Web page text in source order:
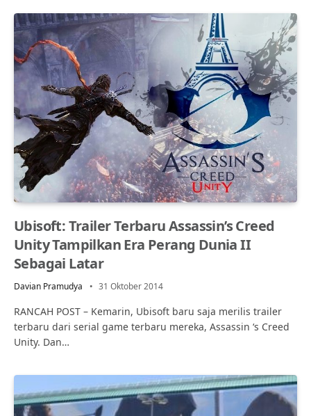
Ubisoft: Trailer Terbaru Assassin’s Creed
Unity Tampilkan Era Perang Dunia II
Sebagai Latar
Davian Pramudya 31 Oktober 2014
RANCAH POST – Kemarin, Ubisoft baru saja merilis trailer
terbaru dari serial game terbaru mereka, Assassin ‘s Creed
Unity. Dan…